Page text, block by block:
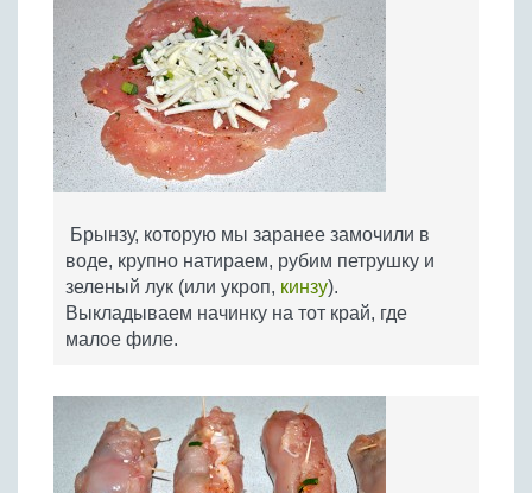
Брынзу, которую мы заранее замочили в
воде, крупно натираем, рубим петрушку и
зеленый лук (или укроп, кинзу).
Выкладываем начинку на тот край, где
малое филе.